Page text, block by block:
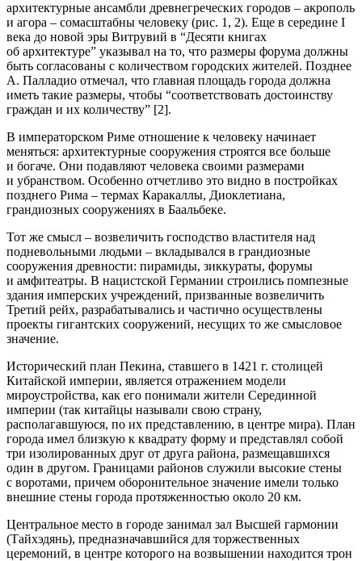
архитектурные ансамбли древнегреческих городов – акрополь
и агора – сомасштабны человеку (рис. 1, 2). Еще в середине I
века до новой эры Витрувий в “Десяти книгах
об архитектуре” указывал на то, что размеры форума должны
быть согласованы с количеством городских жителей. Позднее
А. Палладио отмечал, что главная площадь города должна
иметь такие размеры, чтобы “соответствовать достоинству
граждан и их количеству” [2].
В императорском Риме отношение к человеку начинает
меняться: архитектурные сооружения строятся все больше
и богаче. Они подавляют человека своими размерами
и убранством. Особенно отчетливо это видно в постройках
позднего Рима – термах Каракаллы, Диоклетиана,
грандиозных сооружениях в Баальбеке.
Тот же смысл – возвеличить господство властителя над
подневольными людьми – вкладывался в грандиозные
сооружения древности: пирамиды, зиккураты, форумы
и амфитеатры. В нацистской Германии строились помпезные
здания имперских учреждений, призванные возвеличить
Третий рейх, разрабатывались и частично осуществлены
проекты гигантских сооружений, несущих то же смысловое
значение.
Исторический план Пекина, ставшего в 1421 г. столицей
Китайской империи, является отражением модели
мироустройства, как его понимали жители Серединной
империи (так китайцы называли свою страну,
располагавшуюся, по их представлению, в центре мира). План
города имел близкую к квадрату форму и представлял собой
три изолированных друг от друга района, размещавшихся
один в другом. Границами районов служили высокие стены
с воротами, причем оборонительное значение имели только
внешние стены города протяженностью около 20 км.
Центральное место в городе занимал зал Высшей гармонии
(Тайхэдянь), предназначавшийся для торжественных
церемоний, в центре которого на возвышении находится трон